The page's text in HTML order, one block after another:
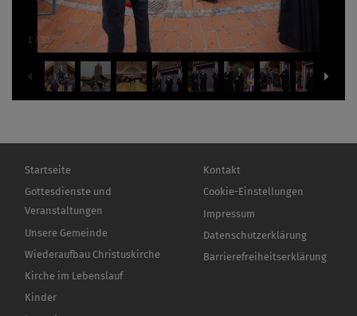
1 /30
Hauptnavigation
Startseite
Gottesdienste und
Veranstaltungen
Unsere Gemeinde
Wiederaufbau Christuskirche
Kirche im Lebenslauf
Kinder
Fußbereichsmenü
Kontakt
Cookie-Einstellungen
Impressum
Datenschutzerklärung
Barrierefreiheitserklärung